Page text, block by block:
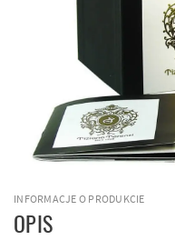
INFORMACJE O PRODUKCIE
OPIS